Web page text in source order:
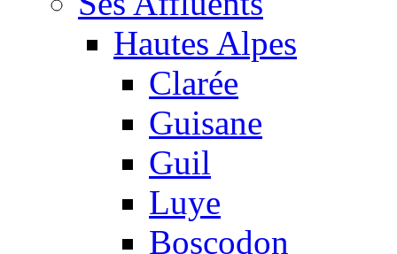
Hautes Alpes
Clarée
Guisane
Guil
Luye
Boscodon